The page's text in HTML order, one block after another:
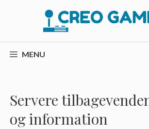
MENU
Servere
og information